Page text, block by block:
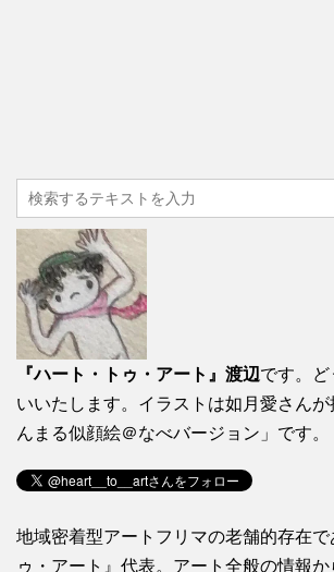
『ハート・トゥ・アート』渡辺です。
いいたします。イラストは如月愛さんが
んまる似顔絵＠なべバージョン」です。
地域密着型アートフリマの老舗的存在で
ゥ・アート』代表。アート全般の情報か